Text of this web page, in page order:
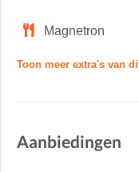
Magnetron
Toon meer extra's van
Aanbiedingen